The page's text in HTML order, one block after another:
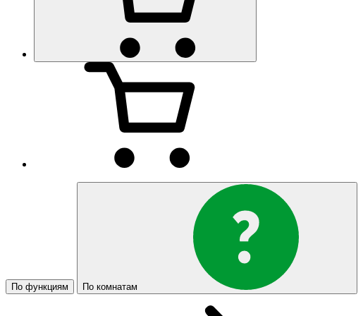
По функциям По комнатам